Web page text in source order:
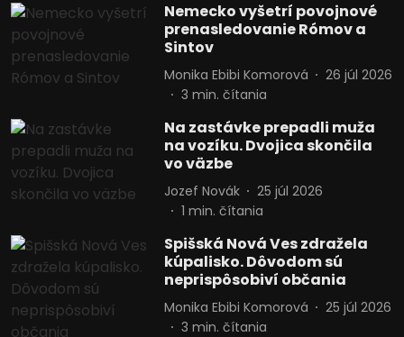
Nemecko vyšetrí povojnové
prenasledovanie Rómov a
Sintov
Monika Ebibi Komorová
26 júl 2026
3 min. čítania
Na zastávke prepadli muža
na vozíku. Dvojica skončila
vo väzbe
Jozef Novák
25 júl 2026
1 min. čítania
Spišská Nová Ves zdražela
kúpalisko. Dôvodom sú
neprispôsobiví občania
Monika Ebibi Komorová
25 júl 2026
3 min. čítania
Použiť obmedzené údaje na výber
reklamy
Vytvoriť profily pre personalizovanú
reklamu
Použiť profily na výber personalizovanej
reklamy
Vytvoriť profily na prispôsobenie
obsahu
obsahu
Meranie výkonnosti reklamy
Meranie výkonnosti obsahu